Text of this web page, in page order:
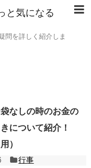
と気になる
問を詳しく紹介しま
なしの時のお金の
について紹介！
）
行事